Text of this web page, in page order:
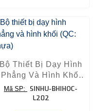
Bộ Thiết Bị Dạy Hình
Phẳng Và Hình Khối
(QC: Nhựa)
Mã SP:
SINHU-BHIHOC-
L202